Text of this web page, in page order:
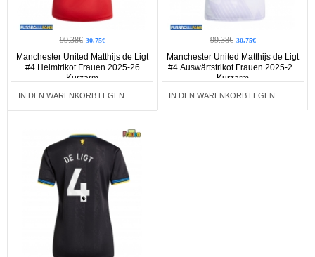
99.38€ 30.75€
Manchester United Matthijs de Ligt
#4 Heimtrikot Frauen 2025-26
Kurzarm
IN DEN WARENKORB LEGEN
99.38€ 30.75€
Manchester United Matthijs de Ligt
#4 Auswärtstrikot Frauen 2025-26
Kurzarm
IN DEN WARENKORB LEGEN